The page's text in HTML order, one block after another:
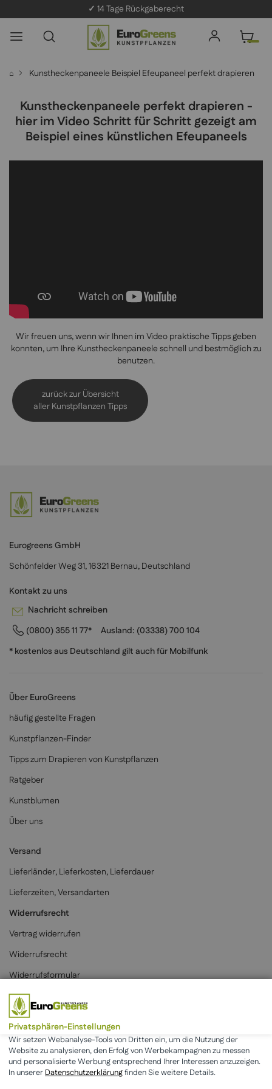
✓ 14 Tage Rückgaberecht
⌂ Kunstheckenpaneele Beispiel Efeupaneel perfekt drapieren
Kunstheckenpaneele perfekt drapieren -
hier im Video Schritt für Schritt gezeigt am
Beispiel eines künstlichen Efeupaneels
Wir freuen uns, wenn wir Ihnen im Video praktische Tipps geben
konnten, um Ihre Kunstheckenpaneele schnell und bestmöglich zu
benutzen.
zurück zur Übersicht
aller Kunstpflanzen Tipps
Eurogreens GmbH
Schönfelder Weg 31, 16321 Bernau, Deutschland
Kontakt zu uns
Nachricht schreiben
(0800) 355 11 77*
Ausland: (03338) 700 104
* kostenlos aus Deutschland gilt auch für Mobilfunk
Über EuroGreens
häufig gestellte Fragen
Kunstpflanzen-Finder
Tipps zum Drapieren von Kunstpflanzen
Ratgeber
Kunstblumen
Über uns
Versand
Lieferländer, Lieferkosten, Lieferdauer
Lieferzeiten, Versandarten
Widerrufsrecht
Vertrag widerrufen
Widerrufsrecht
Widerrufsformular
Zahlungsarten
* Alle Preise inkl. der gesetzlichen MwSt. & zzgl.Versand.
Privatsphären-Einstellungen
Wir setzen Webanalyse-Tools von Dritten ein, um die Nutzung der
Website zu analysieren, den Erfolg von Werbekampagnen zu messen
und personalisierte Werbung entsprechend Ihrer Interessen anzuzeigen.
In unserer Datenschutzerklärungfinden Sie weitere Details.